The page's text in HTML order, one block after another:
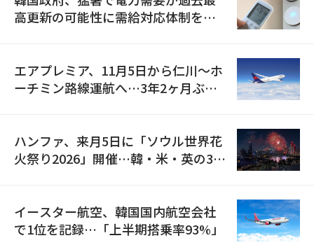
高更新の可能性に需給対応体制を点
エアプレミア、11月5日から仁川〜ホ
ーチミン路線運航へ…3年2ヶ月ぶり
ハンファ、来月5日に「ソウル世界花
火祭り2026」開催…韓・米・英の3カ
イースター航空、韓国国内航空会社
で1位を記録…「上半期搭乗率93%」